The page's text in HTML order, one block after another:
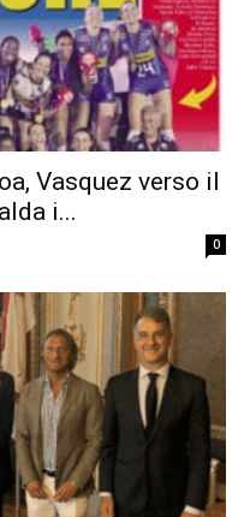
Vasquez verso il
i...
0